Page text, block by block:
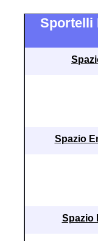
Sportelli
Spazio
Spazio